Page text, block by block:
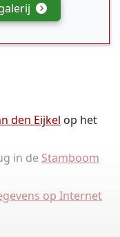
den Eijkel op het
in de Stamboom
op Internet